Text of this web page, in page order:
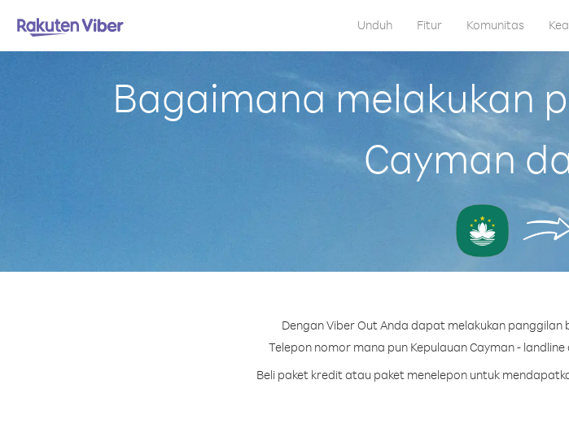
Unduh Fitur Komunitas
Bagaimana melakukan
Cayman
Dengan Viber Out Anda dapat melakukan panggilan
Telepon nomor mana pun Kepulauan Cayman -
Beli paket kredit atau paket menelepon untuk